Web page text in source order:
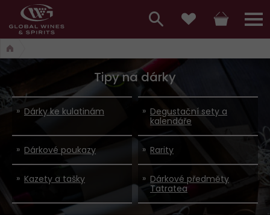
Hlavní
menu,
košík,
vyhledávání,
přihlášení
a
Tipy na dárky
Dárky ke kulatinám
Degustační sety a
kalendáře
Dárkové poukazy Rarity
Kazety a tašky
Dárkové předměty
Tatratea